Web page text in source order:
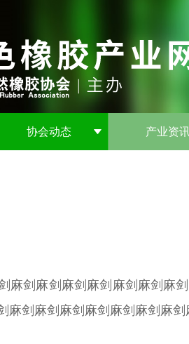
协会动态 产业资
麻剑麻剑麻剑麻剑麻剑麻剑麻
麻剑麻剑麻剑麻剑麻剑麻剑麻